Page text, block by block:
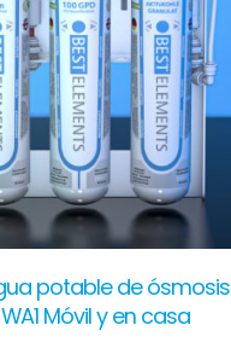
potable de ósmosis
Móvil y en casa